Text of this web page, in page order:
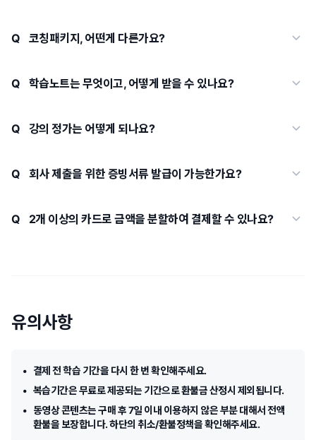
코칭패키지, 어떤게 다른가요?
코칭 기간 내 과제를 제출하면 이메일로 500자 내외의 꼼꼼한
안내는 코칭 시작 1일 전에 발송됩니다. 과제 외에도 학습 관련
질문할 수 있습니다.
학습노트는 무엇이고, 어떻게 받을 수 있나요?
정리한 PDF 파일로 '내 강의실'에서 다운로드 받으실 수
강의 정가는 어떻게 되나요?
추가 제공) / 온라인 코칭권 : 5만 원(챕터미션 코칭 및 1:1 회화)
회사 제출을 위한 증빙서류 발급이 가능한가요?
수강확인증 등의 증빙서류는 스터디파이 고객센터
2개 이상의 카드로 금액을 분할하여 결제할 수 있나요?
유의사항
결제 전 학습 기간을 다시 한 번 확인해주세요.
복습기간은 무료로 제공되는 기간으로 환불금 산정시 제외됩니다.
동영상 콘텐츠는 구매 후 7일 이내 이용하지 않은 부분 대해서 전액
환불을 보장합니다. 하단의 취소/환불정책을 확인해주세요.